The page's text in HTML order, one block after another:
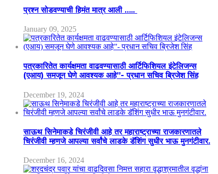
प्रश्न सोडवण्याची हिमंत मात्र आली …..
January 09, 2025
पत्रकारितेत कार्यक्षमता वाढवण्यासाठी आर्टिफिशियल इंटेलिजन्स
(एआय) समजून घेणे आवश्यक आहे”- प्रधान सचिव ब्रिजेश सिंह
December 19, 2024
साऊथ सिनेमाकडे चिरंजीवी आहे तर महाराष्ट्राच्या राजकारणातले
चिरंजीवी म्हणजे आपल्या सर्वांचे लाडके डॅशिंग सुधीर भाऊ मुनगंटीवार.
December 16, 2024